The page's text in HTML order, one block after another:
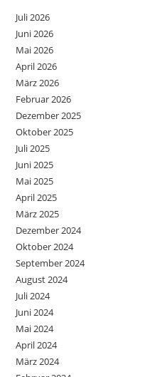
Juli 2026
Juni 2026
Mai 2026
April 2026
März 2026
Februar 2026
Dezember 2025
Oktober 2025
Juli 2025
Juni 2025
Mai 2025
April 2025
März 2025
Dezember 2024
Oktober 2024
September 2024
August 2024
Juli 2024
Juni 2024
Mai 2024
April 2024
März 2024